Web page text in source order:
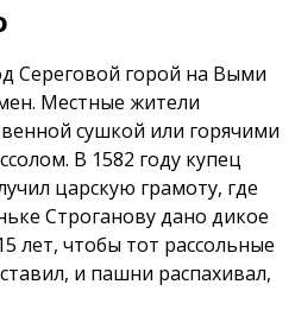
Сереговой горой на Выми
Местные жители
сушкой или горячими
В 1582 году купец
царскую грамоту, где
Строганову дано дикое
лет, чтобы тот рассольные
и пашни распахивал,